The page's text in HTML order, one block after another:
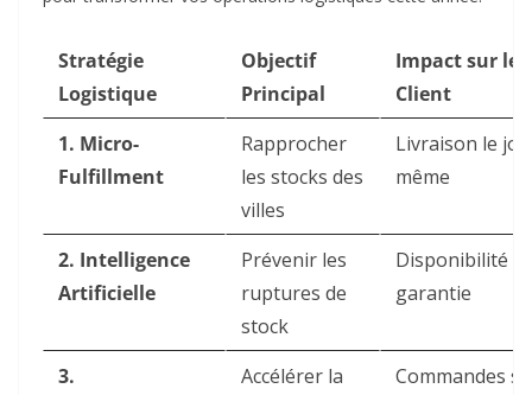
Stratégie
Logistique
Objectif
Principal
Impact sur le
Client
1. Micro-
Fulfillment
Rapprocher
les stocks des
villes
Livraison le
même
2. Intelligence
Artificielle
Prévenir les
ruptures de
stock
Disponibilité
garantie
3.
Accélérer la
Commandes